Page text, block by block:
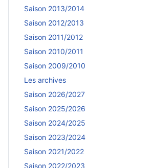
Saison 2013/2014
Saison 2012/2013
Saison 2011/2012
Saison 2010/2011
Saison 2009/2010
Les archives
Saison 2026/2027
Saison 2025/2026
Saison 2024/2025
Saison 2023/2024
Saison 2021/2022
Saison 2022/2023